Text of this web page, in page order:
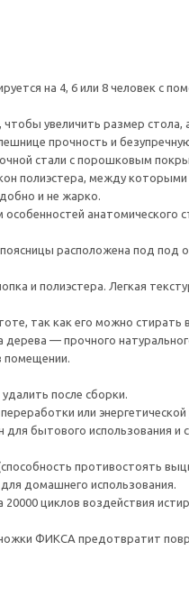
на 4, 6 или 8 человек
чтобы увеличить размер
прочность и
стали с порошковым
полиэстера, между
и не жарко.
анатомического
поясницы расположена под
и полиэстера. Легкая
так как его можно стирать
дерева — прочного
помещении.
после сборки.
или
бытового использования и
противостоять
домашнего использования.
циклов воздействия
ФИКСА предотвратит